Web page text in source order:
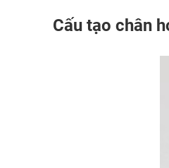
Cấu tạo chân